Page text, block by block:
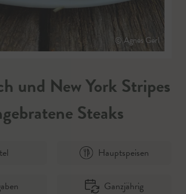
© Agnes Gerl
und New York Stripes
Steaks
Hauptspeisen
Ganzjährig